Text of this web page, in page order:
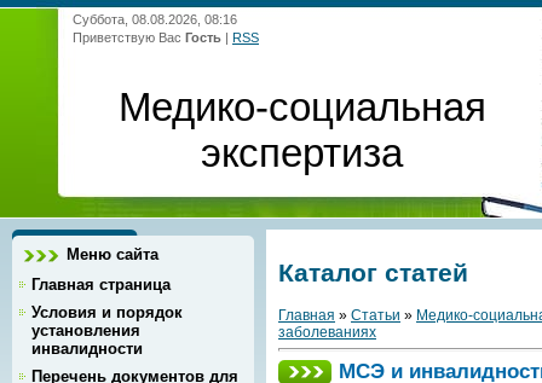
Суббота, 08.08.2026, 08:16
Приветствую Вас Гость | RSS
Медико-социальная
экспертиза
Меню сайта
Главная страница
Условия и порядок
установления
инвалидности
Перечень документов для
Каталог статей
Главная » Статьи » Медико-
заболеваниях
МСЭ и